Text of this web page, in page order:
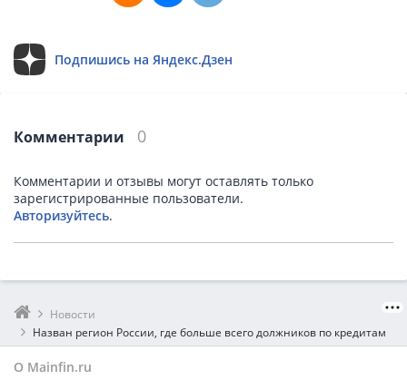
Подпишись на Яндекс.Дзен
Комментарии 0
Комментарии и отзывы могут оставлять только
зарегистрированные пользователи.
Авторизуйтесь.
Новости
Назван регион России, где больше всего должников по кредитам
О Mainfin.ru